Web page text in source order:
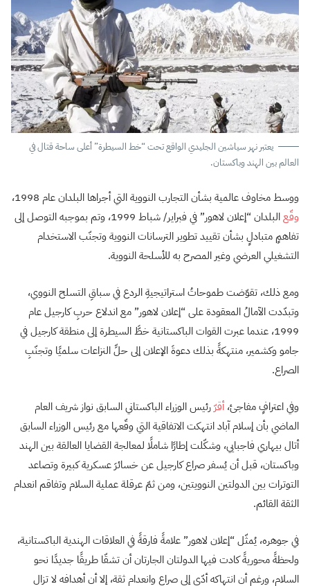
يعتبر نهر سياشين الجليدي الواقع تحت “خط السيطرة” أعلى ساحة قتال في
العالم بين الهند وباكستان.
ووسط مخاوف عالمية بشأن التجارب النووية التي أجراها البلدان عام 1998،
وقّع
البلدان “إعلان لاهور” في فبراير/ شباط 1999، وتم بموجبه التوصل إلى
تفاهمٍ متبادلٍ بشأن تقييد تطوير الترسانات النووية وتجنّب الاستخدام
التشغيلي العرضي وغير المصرح به للأسلحة النووية.
ومع ذلك، تقوّضت طموحاتُ استراتيجيةِ الردع في سباقِ التسلح النووي،
وتبدّدت الآمالُ المعقودة على “إعلان لاهور” مع اندلاع حربِ كارجيل عام
1999، عندما عبرت القوات الباكستانية خطَّ السيطرة إلى منطقة كارجيل في
جامو وكشمير، منتهكةً بذلك دعوةَ الإعلان إلى حلِّ النزاعات سلميًا وتجنّبِ
الصراع.
وفي اعترافٍ مفاجئ،أقرّرئيس الوزراء الباكستاني السابق نواز شريف العام
الماضي بأن إسلام آباد انتهكت الاتفاقية التي وقّعها مع رئيس الوزراء السابق
أتال بيهاري فاجبايي، وشكّلت إطارًا شاملًا لمعالجة القضايا العالقة بين الهند
وباكستان، قبل أن يُسفر صراع كارجيل عن خسائرَ عسكرية كبيرة وتصاعد
التوترات بين الدولتين النوويتين، ومن ثمّ عرقلة عملية السلام وتفاقم انعدام
الثقة القائم.
في جوهره، يُمثّل “إعلان لاهور” علامةً فارقةً في العلاقات الهندية الباكستانية،
ولحظةً محوريةً كادت فيها الدولتان الجارتان أن تشقّا طريقًا جديدًا نحو
السلام، ورغم أن انتهاكه أدّى إلى صراع وانعدام ثقة، إلا أن أهدافه لا تزال